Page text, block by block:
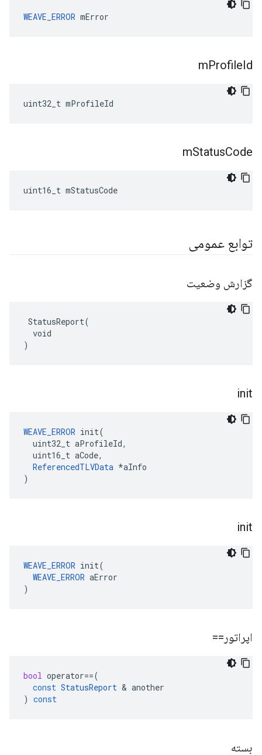
WEAVE_ERROR mError
mProfileId
uint32_t mProfileId
mStatusCode
uint16_t mStatusCode
توابع عمومی
گزارش وضعیت
StatusReport(
  void
)
init
WEAVE_ERROR init(
  uint32_t aProfileId,
  uint16_t aCode,
ReferencedTLVData *aInfo
)
init
WEAVE_ERROR init(
WEAVE_ERROR aError
)
اپراتور==
bool operator==(
const StatusReport & another
) const
بسته